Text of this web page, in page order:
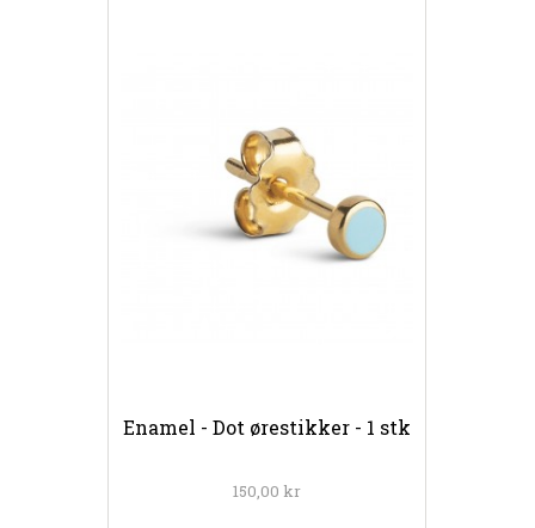
Enamel - Dot ørestikker - 1 stk
150,00 kr